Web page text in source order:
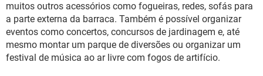
muitos outros acessórios como fogueiras, redes, sofás para
a parte externa da barraca. Também é possível organizar
eventos como concertos, concursos de jardinagem e, até
mesmo montar um parque de diversões ou organizar um
festival de música ao ar livre com fogos de artifício.